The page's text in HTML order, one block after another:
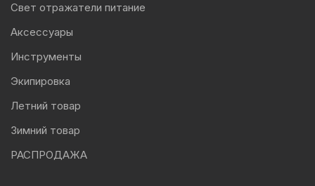
Свет отражатели питание
Аксессуары
Инструменты
Экипировка
Летний товар
Зимний товар
РАСПРОДАЖА